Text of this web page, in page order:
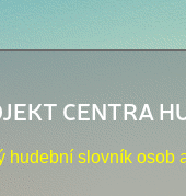
CENTRA
hudební slovník osob